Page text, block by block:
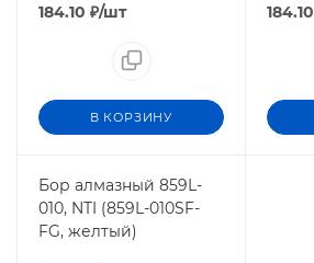
184.10 ₽/шт
В КОРЗИНУ
184.10
Бор алмазный 859L-
010, NTI (859L-010SF-
FG, желтый)